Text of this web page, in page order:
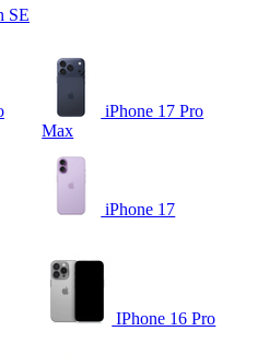
SE
iPhone 17 Pro
Max
iPhone 17
IPhone 16 Pro